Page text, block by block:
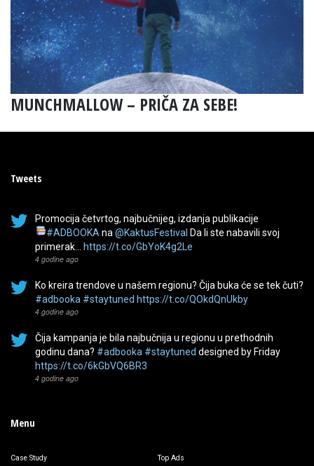
MUNCHMALLOW – PRIČA ZA SEBE!
Tweets
Promocija četvrtog, najbučnijeg, izdanja publikacije
#ADBOOKA na @KaktusFestival Da li ste nabavili svoj
primerak…
https://t.co/GbYoK4g2Le
4 godine ago
Ko kreira trendove u našem regionu? Čija buka će se tek čuti?
#adbooka #staytuned https://t.co/QOkdQnUkby
4 godine ago
Čija kampanja je bila najbučnija u regionu u prethodnih
godinu dana? #adbooka #staytuned designed by Friday
https://t.co/6kGbVQ6BR3
4 godine ago
Menu
Case Study Top Ads